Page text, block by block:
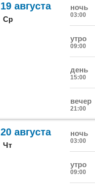
19 августа
Ср
ночь
03:00
утро
09:00
день
15:00
вечер
21:00
20 августа
Чт
ночь
03:00
утро
09:00